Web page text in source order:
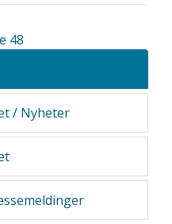
48
/ Nyheter